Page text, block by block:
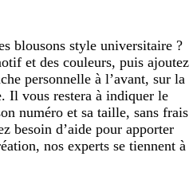
blousons style universitaire ?
et des couleurs, puis ajoutez
personnelle à l’avant, sur la
Il vous restera à indiquer le
numéro et sa taille, sans frais
besoin d’aide pour apporter
nos experts se tiennent à